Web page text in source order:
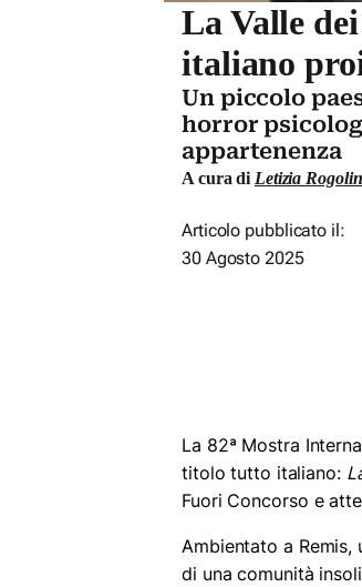
La Valle
italiano
Un piccolo
horror
appartenenza
A cura diLetizia
Articolo pubblicato il:
30 Agosto 2025
La 82ª Mostra
titolo tutto italiano:
Fuori Concorso e
Ambientato a
di una comunità